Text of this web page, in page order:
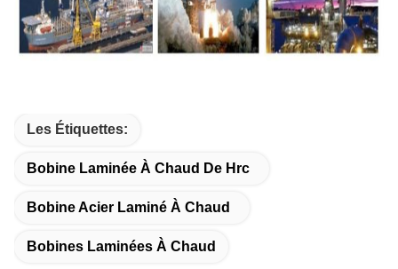
Les Étiquettes:
Bobine Laminée À Chaud De Hrc
Bobine Acier Laminé À Chaud
Bobines Laminées À Chaud